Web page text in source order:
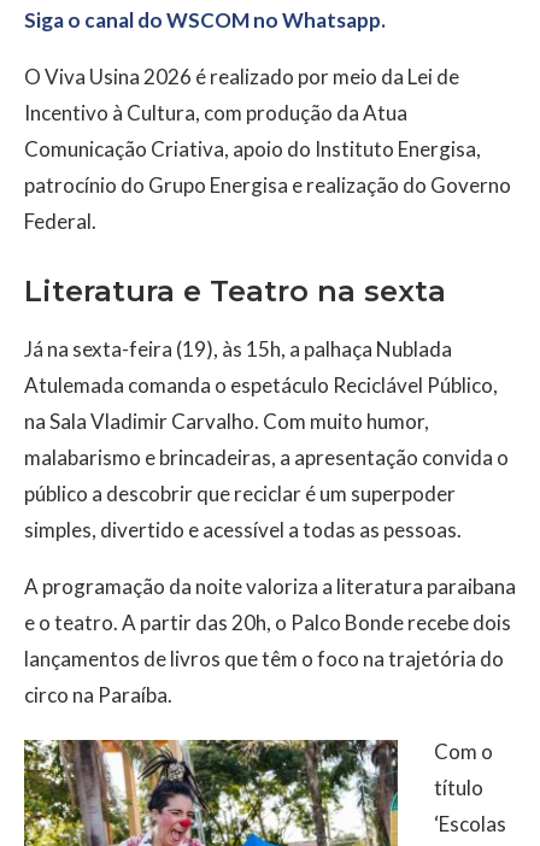
Siga o canal do WSCOM no Whatsapp.
O Viva Usina 2026 é realizado por meio da Lei de
Incentivo à Cultura, com produção da Atua
Comunicação Criativa, apoio do Instituto Energisa,
patrocínio do Grupo Energisa e realização do Governo
Federal.
Literatura e Teatro na sexta
Já na sexta-feira (19), às 15h, a palhaça Nublada
Atulemada comanda o espetáculo Reciclável Público,
na Sala Vladimir Carvalho. Com muito humor,
malabarismo e brincadeiras, a apresentação convida o
público a descobrir que reciclar é um superpoder
simples, divertido e acessível a todas as pessoas.
A programação da noite valoriza a literatura paraibana
e o teatro. A partir das 20h, o Palco Bonde recebe dois
lançamentos de livros que têm o foco na trajetória do
circo na Paraíba.
Com o
título
‘Escolas